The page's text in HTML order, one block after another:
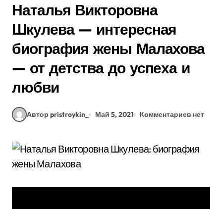
Наталья Викторовна
Шкулева — интересная
биография жены Малахова
— от детства до успеха и
любви
Автор pristroykin_ Май 5, 2021 Комментариев нет